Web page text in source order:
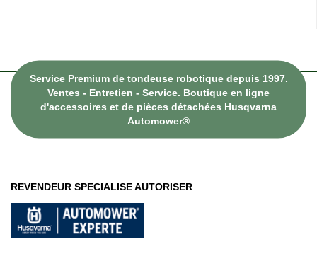
Service Premium de tondeuse robotique depuis 1997.
Ventes - Entretien - Service. Boutique en ligne
d'accessoires et de pièces détachées Husqvarna
Automower®
REVENDEUR SPECIALISE AUTORISER